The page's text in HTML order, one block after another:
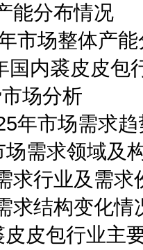
布情况
整体产能
内裘皮皮包
分析
场需求趋
求领域及
业及需求
构变化情
包行业主